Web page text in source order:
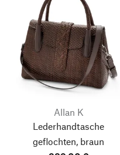
Allan K
Lederhandtasche
geflochten, braun